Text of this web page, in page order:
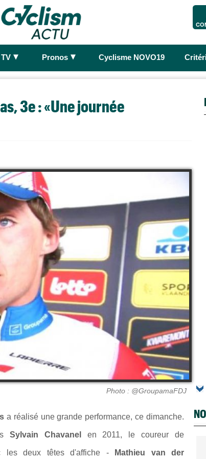
► Pronos ► Cyclisme NOVO19
3e : «Une journée
Photo : @GroupamaFDJ
a réalisé une grande performance, ce dimanche.
Sylvain Chavanel en 2011, le coureur de
les deux têtes d'affiche - Mathieu van der